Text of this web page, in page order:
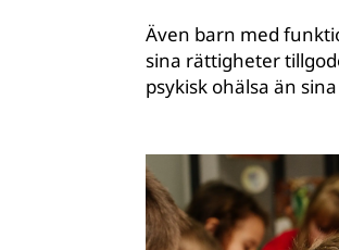
Även barn med
sina rättigheter
psykisk ohälsa än